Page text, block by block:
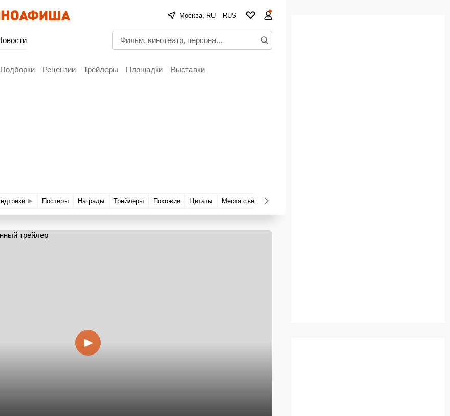
Москва, RU RUS
Подборки Рецензии Трейлеры Площадки Выставки
Постеры Награды Трейлеры Похожие Цитаты Места съёмок